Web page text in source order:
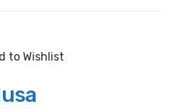
to Wishlist